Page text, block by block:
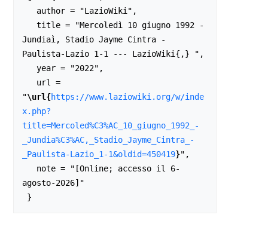
Jundiaì, Stadio Jayme Cintra -
Paulista-Lazio 1-1 --- LazioWiki{,} ",
"\url{https://www.laziowiki.org/w/inde
x.php?
title=Mercoled%C3%AC_10_giugno_1992_-
_Jundia%C3%AC,_Stadio_Jayme_Cintra_-
_Paulista-Lazio_1-1&oldid=450419}",
agosto-2026]"